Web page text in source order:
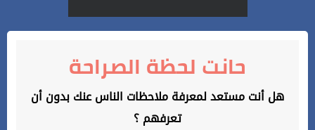
حانت لحظة الصراحة
هل أنت مستعد لمعرفة ملاحظات الناس عنك بدون أن
تعرفهم ؟